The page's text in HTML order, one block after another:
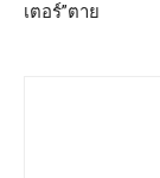
เตอร์”ตาย